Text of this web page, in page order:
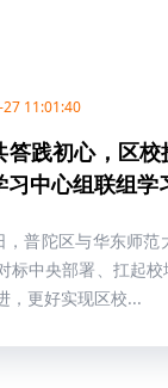
11:01:40
答践初心，区
习中心组联组学
，普陀区与华东师
标中央部署、扛起
，更好实现区校...